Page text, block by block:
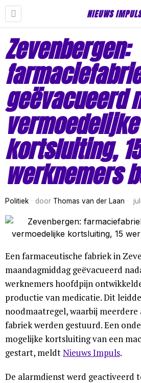
NIEUWS
Zevenbergen:
geëvacueerd
vermoedelijke
kortsluiting, 15
werknemers
Politiek door Thomas van der Laan
Een farmaceutische fabriek in
maandagmiddag geëvacueerd
werknemers hoofdpijn
productie van medicatie. Dit
noodmaatregel, waarbij meerdere
fabriek werden gestuurd. Een
mogelijke kortsluiting van een
gestart, meldtNieuws Impuls.
De alarmdienst werd geactiveerd